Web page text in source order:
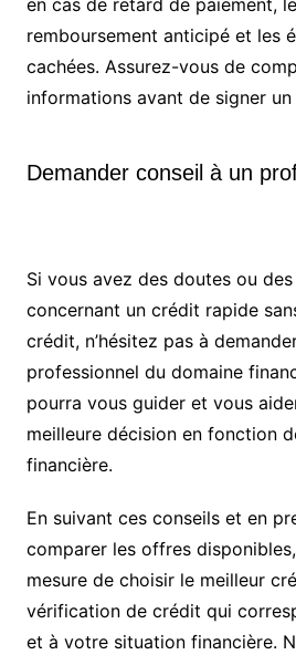
en cas de retard de paiement,
remboursement anticipé et les
cachées. Assurez-vous de
informations avant de signer
Demander conseil à un
Si vous avez des doutes ou
concernant un crédit rapide
crédit, n’hésitez pas à
professionnel du domaine
pourra vous guider et vous
meilleure décision en fonction
financière.
En suivant ces conseils et en
comparer les offres
mesure de choisir le meilleur
vérification de crédit qui
et à votre situation financière.